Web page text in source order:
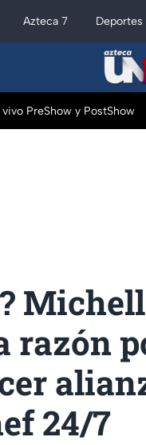
Azteca 7 Deportes
vivo PreShow y PostShow
razón
24/7